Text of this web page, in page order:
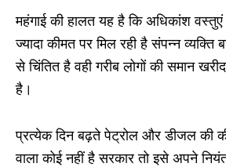
महंगाई की हालत यह है कि अधिकांश
ज्यादा कीमत पर मिल रही है संपन्न व्यक्ति
से चिंतित है वही गरीब लोगों की समान
है।
प्रत्येक दिन बढ़ते पेट्रोल और डीजल की
वाला कोई नहीं है सरकार तो इसे अपने